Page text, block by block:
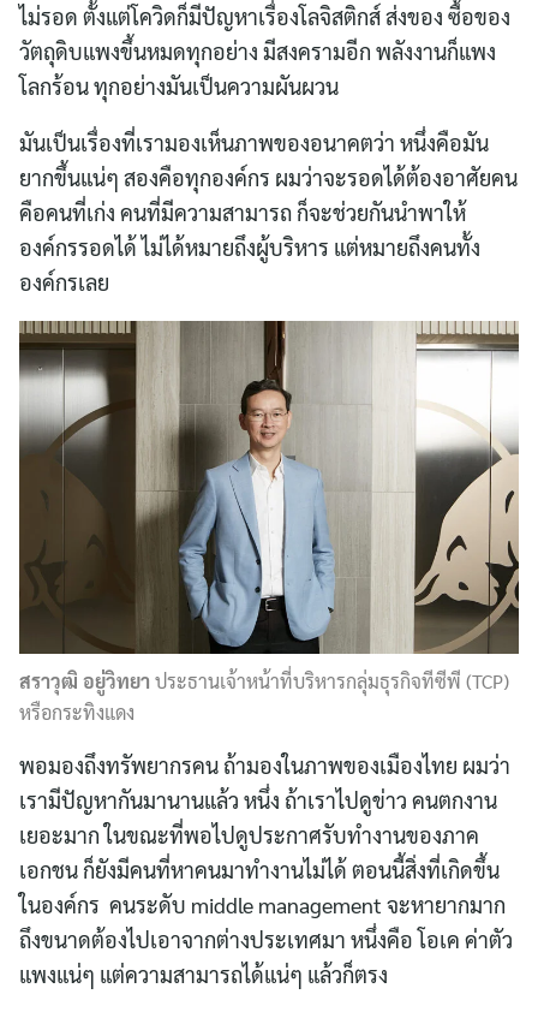
ไม่รอด ตั้งแต่โควิดก็มีปัญหาเรื่องโลจิสติกส์ ส่งของ ซื้อของ
วัตถุดิบแพงขึ้นหมดทุกอย่าง มีสงครามอีก พลังงานก็แพง
โลกร้อน ทุกอย่างมันเป็นความผันผวน
มันเป็นเรื่องที่เรามองเห็นภาพของอนาคตว่า หนึ่งคือมัน
ยากขึ้นแน่ๆ สองคือทุกองค์กร ผมว่าจะรอดได้ต้องอาศัยคน
คือคนที่เก่ง คนที่มีความสามารถ ก็จะช่วยกันนำพาให้
องค์กรรอดได้ ไม่ได้หมายถึงผู้บริหาร แต่หมายถึงคนทั้ง
องค์กรเลย
สราวุฒิ อยู่วิทยา ประธานเจ้าหน้าที่บริหารกลุ่มธุรกิจทีซีพี (TCP)
หรือกระทิงแดง
พอมองถึงทรัพยากรคน ถ้ามองในภาพของเมืองไทย ผมว่า
เรามีปัญหากันมานานแล้ว หนึ่ง ถ้าเราไปดูข่าว คนตกงาน
เยอะมาก ในขณะที่พอไปดูประกาศรับทำงานของภาค
เอกชน ก็ยังมีคนที่หาคนมาทำงานไม่ได้ ตอนนี้สิ่งที่เกิดขึ้น
ในองค์กร คนระดับ middle management จะหายากมาก
ถึงขนาดต้องไปเอาจากต่างประเทศมา หนึ่งคือ โอเค ค่าตัว
แพงแน่ๆ แต่ความสามารถได้แน่ๆ แล้วก็ตรง